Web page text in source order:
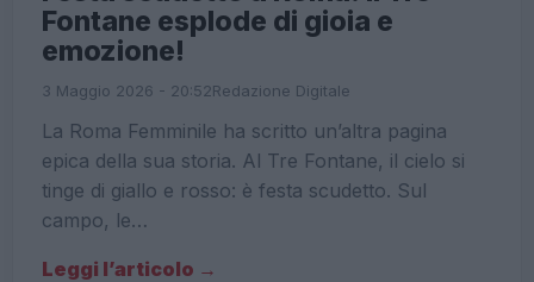
Fontane esplode di gioia e
emozione!
3 Maggio 2026 - 20:52Redazione Digitale
La Roma Femminile ha scritto un’altra pagina
epica della sua storia. Al Tre Fontane, il cielo si
tinge di giallo e rosso: è festa scudetto. Sul
campo, le…
Leggi l’articolo →